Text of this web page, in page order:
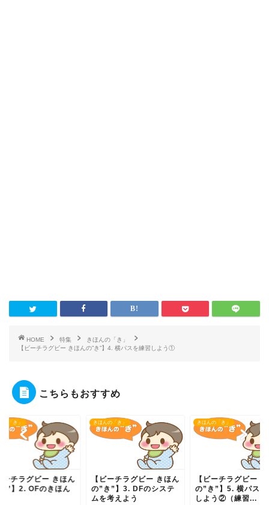
HOME 特集
きほんの「き」
【ビーチラグビー きほんの”き”】4. 横パスを練習しよう①
こちらもおすすめ
の「き」
ーチラグビー きほん
”】2. OFのきほん
きほんの「き」
【ビーチラグビー きほん
の”き”】3. DFのシステ
ムを考えよう
きほんの「き」
【ビーチラグビー
の”き”】5. 横パスを
しよう②（練習...